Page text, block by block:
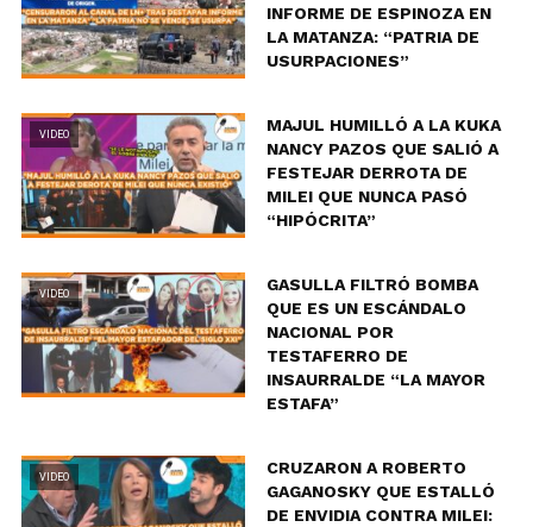
INFORME DE ESPINOZA EN
LA MATANZA: “PATRIA DE
USURPACIONES”
VIDEO
MAJUL HUMILLÓ A LA KUKA
NANCY PAZOS QUE SALIÓ A
FESTEJAR DERROTA DE
MILEI QUE NUNCA PASÓ
“HIPÓCRITA”
VIDEO
GASULLA FILTRÓ BOMBA
QUE ES UN ESCÁNDALO
NACIONAL POR
TESTAFERRO DE
INSAURRALDE “LA MAYOR
ESTAFA”
VIDEO
CRUZARON A ROBERTO
GAGANOSKY QUE ESTALLÓ
DE ENVIDIA CONTRA MILEI: